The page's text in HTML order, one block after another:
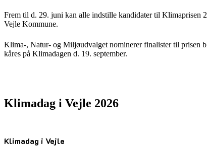
Frem til d. 29. juni kan alle indstille kandidater til Klimaprisen
Vejle Kommune.
Klima-, Natur- og Miljøudvalget nominerer finalister til prisen
kåres på Klimadagen d. 19. september.
Klimadag i Vejle 2026
Klimadag i Vejle